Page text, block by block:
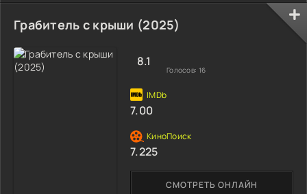
результате спускаемый аппарат приводняется посреди
океана. Сэм спасают и помещают на карантин в
роскошном и изолированном лесном особняке в
Вирджинии под наблюдением генерала Уильяма Харриса,
её приёмного отца. Сэм замечает, что её
Грабитель с крыши (2025)
СМОТРЕТЬ ОНЛАЙН
8.1
Голосов: 16
7.00
7.225